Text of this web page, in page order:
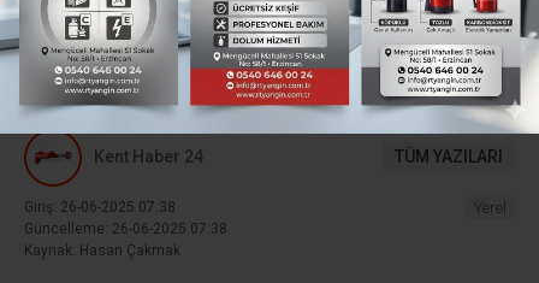
Doğu Anadolu’da tarım sektörünün parlayan
yıldızı olan Erzincan’da tarım sektörüne yatırımlar
devam ediyor.
Kent Haber 24 TÜM YAZILARI
Giriş: 26-06-2025 07:38
Güncelleme: 26-06-2025 07:38
Kaynak: Hasan Çakmak
Yerel